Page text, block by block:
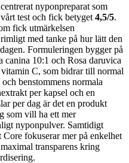
nyponpreparat som
test och fick betyget 4,5/5.
fick utmärkelsen
med tanke på hur lätt den
Formuleringen bygger på
10:1 och Rosa daruvica
C, som bidrar till normal
benstommens normala
per kapsel och en
per dag är det en produkt
som vill ha ett mer
nyponpulver. Samtidigt
fokuserar mer på enkelhet
transparens kring